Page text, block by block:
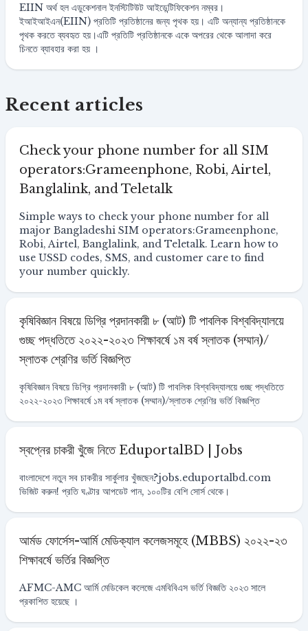
EIIN অর্থ হল এডুকেশনাল ইনস্টিটিউট আইডেন্টিফিকেশন নম্বর।
ইআইআইএন(EIIN) প্রতিটি প্রতিষ্ঠানের জন্য পৃথক হয়। এটি অন্যান্য প্রতিষ্ঠানকে
পৃথক করতে ব্যবহৃত হয়।এটি প্রতিটি প্রতিষ্ঠানকে একে অপরের থেকে আলাদা করে
চিনতে ব্যাবহার করা হয় ।
Recent articles
Check your phone number for all SIM
operators:Grameenphone, Robi, Airtel,
Banglalink, and Teletalk
Simple ways to check your phone number for all
major Bangladeshi SIM operators:Grameenphone,
Robi, Airtel, Banglalink, and Teletalk. Learn how to
use USSD codes, SMS, and customer care to find
your number quickly.
কৃষিবিজ্ঞান বিষয়ে ডিগ্রি প্রদানকারী ৮ (আট) টি পাবলিক বিশ্ববিদ্যালয়ে
গুচ্ছ পদ্ধতিতে ২০২২-২০২৩ শিক্ষাবর্ষে ১ম বর্ষ স্লাতক (সম্মান)/
স্লাতক শ্রেণির ভর্তি বিজ্ঞপ্তি
কৃষিবিজ্ঞান বিষয়ে ডিগ্রি প্রদানকারী ৮ (আট) টি পাবলিক বিশ্ববিদ্যালয়ে গুচ্ছ পদ্ধতিতে
২০২২-২০২৩ শিক্ষাবর্ষে ১ম বর্ষ স্লাতক (সম্মান)/স্লাতক শ্রেণির ভর্তি বিজ্ঞপ্তি
স্বপ্নের চাকরী খুঁজে নিতে EduportalBD | Jobs
বাংলাদেশে নতুন সব চাকরীর সার্কুলার খুঁজছেন?jobs.eduportalbd.com
ভিজিট করুন! প্রতি ঘণ্টার আপডেট পান, ১০০টির বেশি সোর্স থেকে।
আর্মড ফোর্সেস-আর্মি মেডিক্যাল কলেজসমূহে (MBBS) ২০২২-২৩
শিক্ষাবর্ষে ভর্তির বিজ্ঞপ্তি
AFMC-AMC আর্মি মেডিকেল কলেজে এমবিবিএস ভর্তি বিজ্ঞতি ২০২৩ সালে
প্রকাশিত হয়েছে ।